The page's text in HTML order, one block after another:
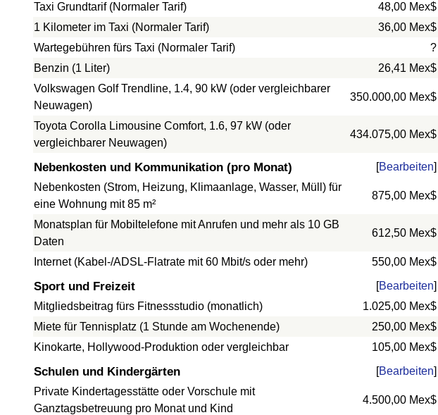
Taxi Grundtarif (Normaler Tarif) 48,00 Mex$
1 Kilometer im Taxi (Normaler Tarif)
36,00 Mex$
Wartegebühren fürs Taxi (Normaler Tarif)
?
Benzin (1 Liter)
26,41 Mex$
Volkswagen Golf Trendline, 1.4, 90 kW (oder vergleichbarer
Neuwagen)
350.000,00 Mex$
Toyota Corolla Limousine Comfort, 1.6, 97 kW (oder
vergleichbarer Neuwagen)
434.075,00 Mex$
Nebenkosten und Kommunikation (pro Monat) [Bearbeiten]
Nebenkosten (Strom, Heizung, Klimaanlage, Wasser, Müll) für
eine Wohnung mit 85 m²
875,00 Mex$
Monatsplan für Mobiltelefone mit Anrufen und mehr als 10 GB
Daten
612,50 Mex$
Internet (Kabel-/ADSL-Flatrate mit 60 Mbit/s oder mehr) 550,00 Mex$
Sport und Freizeit [Bearbeiten]
Mitgliedsbeitrag fürs Fitnessstudio (monatlich)
1.025,00 Mex$
Miete für Tennisplatz (1 Stunde am Wochenende) 250,00 Mex$
Kinokarte, Hollywood-Produktion oder vergleichbar 105,00 Mex$
Schulen und Kindergärten [Bearbeiten]
Private Kindertagesstätte oder Vorschule mit
Ganztagsbetreuung pro Monat und Kind
4.500,00 Mex$